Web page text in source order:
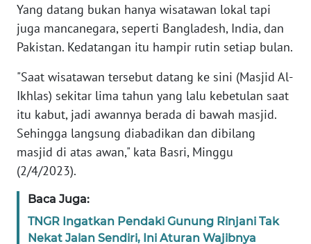
Yang datang bukan hanya wisatawan lokal tapi
juga mancanegara, seperti Bangladesh, India, dan
Pakistan. Kedatangan itu hampir rutin setiap bulan.
"Saat wisatawan tersebut datang ke sini (Masjid Al-
Ikhlas) sekitar lima tahun yang lalu kebetulan saat
itu kabut, jadi awannya berada di bawah masjid.
Sehingga langsung diabadikan dan dibilang
masjid di atas awan," kata Basri, Minggu
(2/4/2023).
Baca Juga:
TNGR Ingatkan Pendaki Gunung Rinjani Tak
Nekat Jalan Sendiri, Ini Aturan Wajibnya
WN
BANTEN
WN
NTT
WN
KEPRI
WN
PAPUA
WN